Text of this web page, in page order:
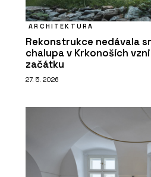
ARCHITEKTURA
Rekonstrukce nedávala
chalupa v Krkonoších
začátku
27. 5. 2026